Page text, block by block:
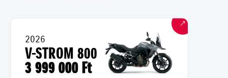
2026
V-STROM 800
3 999 000 Ft